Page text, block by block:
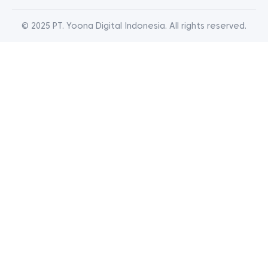
© 2025 PT. Yoona Digital Indonesia. All rights reserved.